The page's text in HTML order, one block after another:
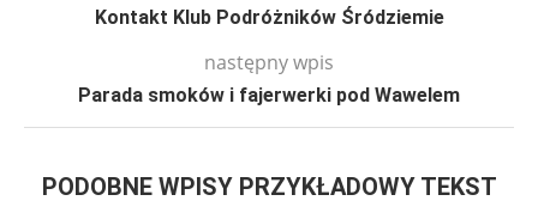
Kontakt Klub Podróżników Śródziemie
następny wpis
Parada smoków i fajerwerki pod Wawelem
PODOBNE WPISY PRZYKŁADOWY TEKST